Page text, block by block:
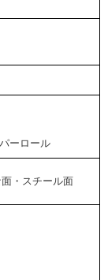
ーロール
・スチール面